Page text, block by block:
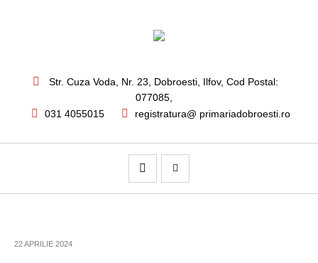
Str. Cuza Voda, Nr. 23 Dobroesti, Ilfov, Cod Postal:
077085,
031 4055015
registratura@ primariadobroesti.ro
22 APRILIE 2024